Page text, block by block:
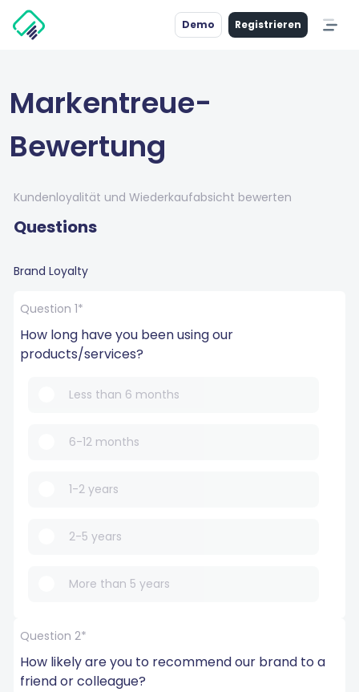
Demo Registrieren
Markentreue-
Bewertung
Kundenloyalität und Wiederkaufabsicht bewerten
Questions
Brand Loyalty
Question 1*
How long have you been using our
products/services?
Less than 6 months
6-12 months
1-2 years
2-5 years
More than 5 years
Question 2*
How likely are you to recommend our brand to a
friend or colleague?